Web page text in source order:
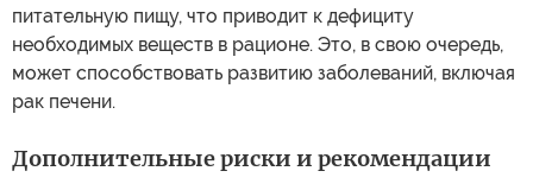
питательную пищу, что приводит к дефициту
необходимых веществ в рационе. Это, в свою очередь,
может способствовать развитию заболеваний, включая
рак печени.
Дополнительные риски и рекомендации